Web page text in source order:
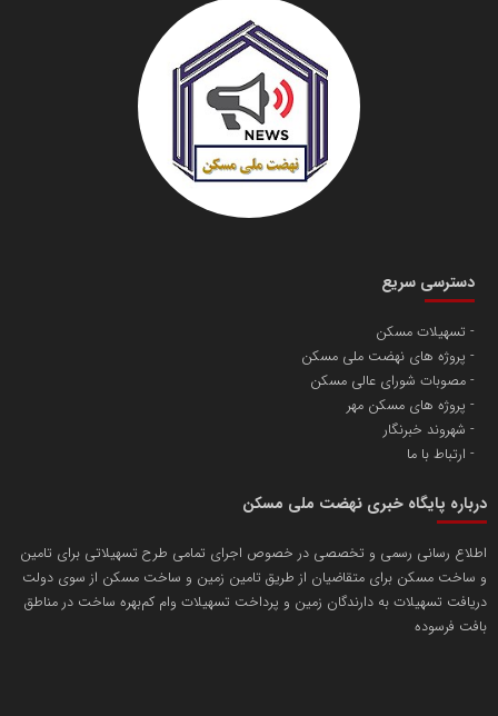
دسترسی سریع
تسهیلات مسکن
پروژه های نهضت ملی مسکن
مصوبات شورای عالی مسکن
پروژه های مسکن مهر
شهروند خبرنگار
ارتباط با ما
درباره پایگاه خبری نهضت ملی مسکن
اطلاع رسانی رسمی و تخصصی در خصوص اجرای تمامی طرح تسهیلاتی برای تامین
و ساخت مسکن برای متقاضیان از طریق تامین زمین و ساخت مسکن از سوی دولت
دریافت تسهیلات به دارندگان زمین و پرداخت تسهیلات وام کم‌بهره ساخت در مناطق
بافت فرسوده